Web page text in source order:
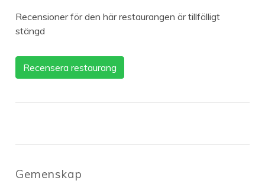
Recensioner för den här restaurangen är tillfälligt
stängd
Recensera restaurang
Gemenskap